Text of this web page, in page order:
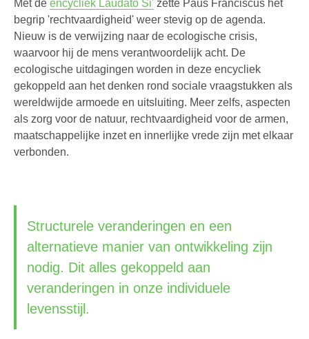
Met de encycliek Laudato Si' zette Paus Franciscus het
begrip 'rechtvaardigheid' weer stevig op de agenda.
Nieuw is de verwijzing naar de ecologische crisis,
waarvoor hij de mens verantwoordelijk acht. De
ecologische uitdagingen worden in deze encycliek
gekoppeld aan het denken rond sociale vraagstukken als
wereldwijde armoede en uitsluiting. Meer zelfs, aspecten
als zorg voor de natuur, rechtvaardigheid voor de armen,
maatschappelijke inzet en innerlijke vrede zijn met elkaar
verbonden.
Structurele veranderingen en een
alternatieve manier van ontwikkeling zijn
nodig. Dit alles gekoppeld aan
veranderingen in onze individuele
levensstijl.